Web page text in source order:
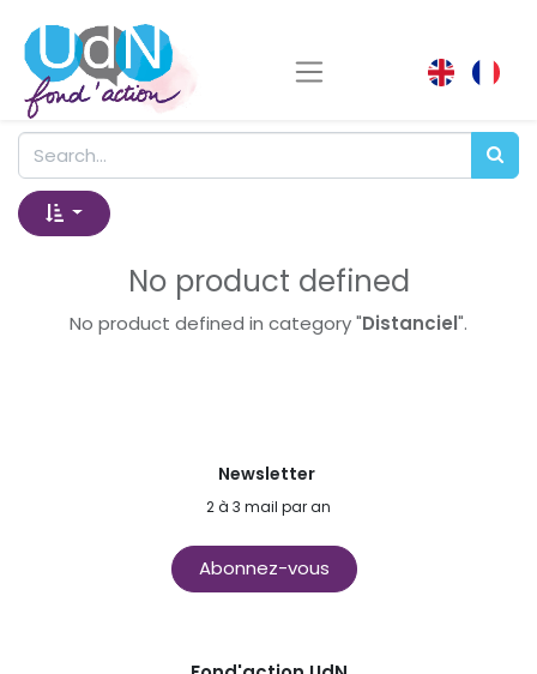
No product defined
No product defined in category "Distanciel".
Newsletter
2 à 3 mail par an
Abonnez-vous